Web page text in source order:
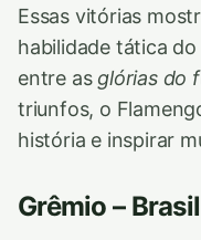
Essas vitórias
habilidade tática
entre as glórias do
triunfos, o
história e inspirar
Grêmio –